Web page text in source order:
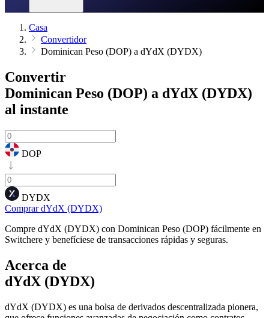
Casa
Convertidor
Dominican Peso (DOP) a dYdX (DYDX)
Convertir
Dominican Peso (DOP) a dYdX (DYDX)
al instante
DOP
DYDX
Comprar dYdX (DYDX)
Compre dYdX (DYDX) con Dominican Peso (DOP) fácilmente en
Switchere y benefíciese de transacciones rápidas y seguras.
Acerca de
dYdX (DYDX)
dYdX (DYDX) es una bolsa de derivados descentralizada pionera,